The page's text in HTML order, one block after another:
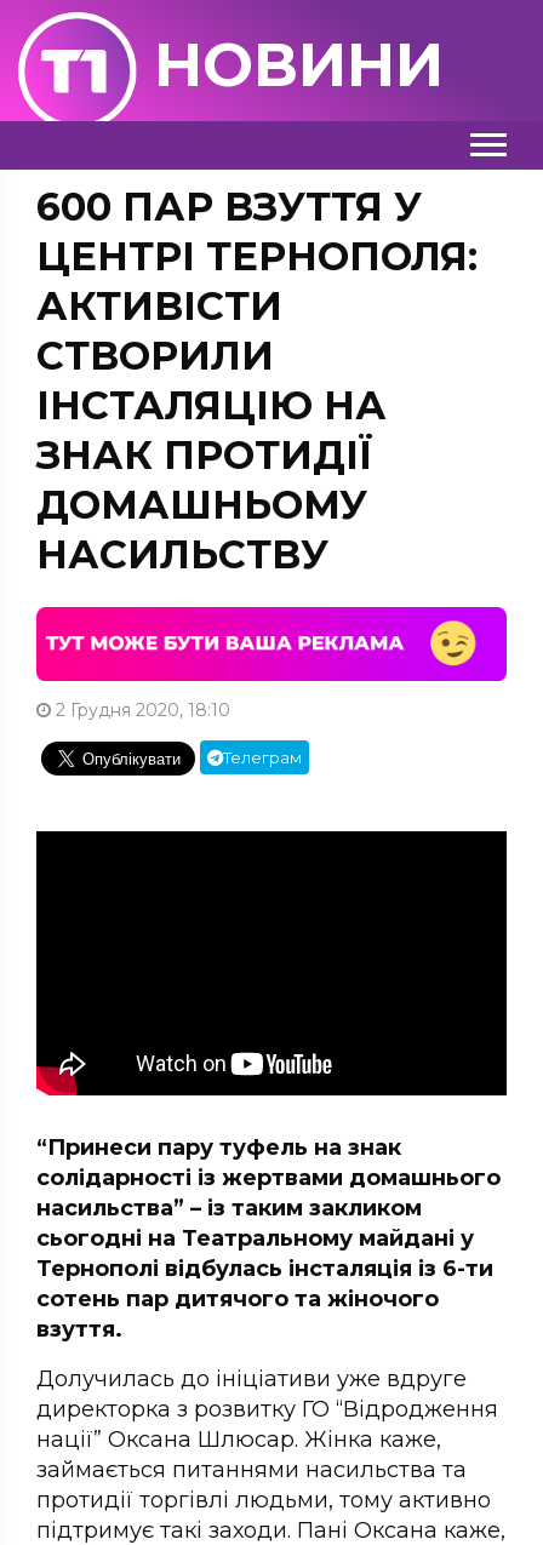
НОВИНИ
600 ПАР ВЗУТТЯ У
ЦЕНТРІ ТЕРНОПОЛЯ:
АКТИВІСТИ
СТВОРИЛИ
ІНСТАЛЯЦІЮ НА
ЗНАК ПРОТИДІЇ
ДОМАШНЬОМУ
НАСИЛЬСТВУ
2 Грудня 2020, 18:10
Телеграм
“Принеси пару туфель на знак
солідарності із жертвами домашнього
насильства” – із таким закликом
сьогодні на Театральному майдані у
Тернополі відбулась інсталяція із 6-ти
сотень пар дитячого та жіночого
взуття.
Долучилась до ініціативи уже вдруге
директорка з розвитку ГО “Відродження
нації” Оксана Шлюсар. Жінка каже,
займається питаннями насильства та
протидії торгівлі людьми, тому активно
підтримує такі заходи. Пані Оксана каже,